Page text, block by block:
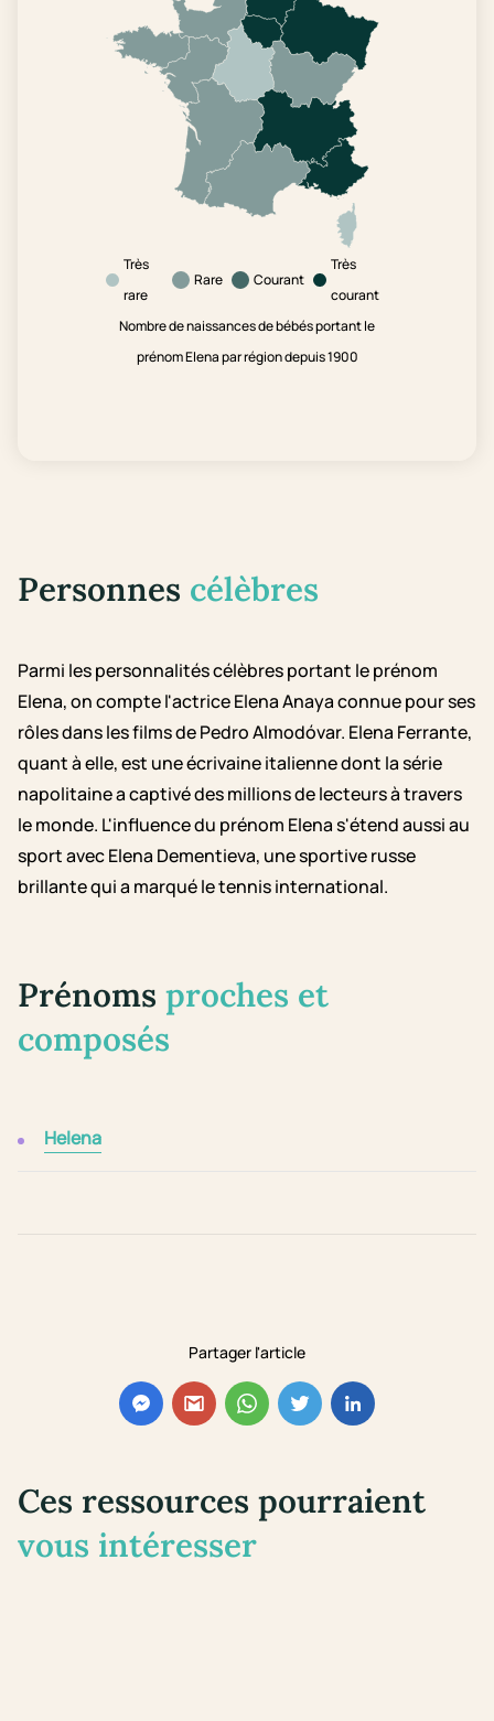
Partager l'article
Très
rare
Rare Courant
Très
courant
Nombre de naissances de bébés portant le
prénom Elena par région depuis 1900
Personnes célèbres
Parmi les personnalités célèbres portant le prénom
Elena, on compte l'actrice Elena Anaya connue pour ses
rôles dans les films de Pedro Almodóvar. Elena Ferrante,
quant à elle, est une écrivaine italienne dont la série
napolitaine a captivé des millions de lecteurs à travers
le monde. L'influence du prénom Elena s'étend aussi au
sport avec Elena Dementieva, une sportive russe
brillante qui a marqué le tennis international.
Prénoms proches et
composés
Helena
Ces ressources pourraient
vous intéresser